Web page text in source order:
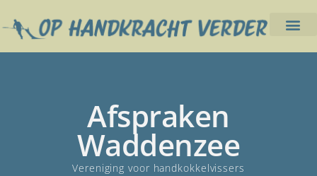
Afspraken
Waddenzee
Vereniging voor handkokkelvissers